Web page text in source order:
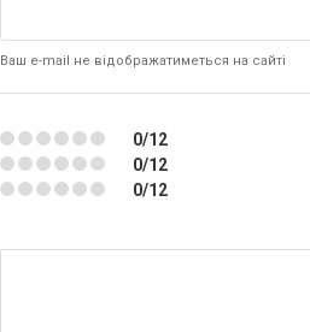
Ваш e-mail не відображатиметься на сайті
0/12
0/12
0/12